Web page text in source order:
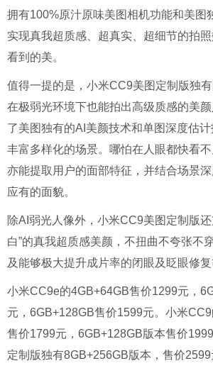
拥有100%原汁原味美图相机功能和美图
实现真我超 质感、超真实、超细节的拍
看到的美。
值得一提的是，小米CC9美图定制版独
在极弱光环境下也能拍出高级质感的美
了美图独有的AI美颜技术和单图深度估
丰富多样化的场景。哪怕在人眼都快看不
亦能提取用户的面部特征，并结合场景
应有的面貌。
除AI弱光人像外，小米CC9美图定制版还
白”的真我超 质感美颜，不扭曲不夸张不
及能够极大提升成片率的闭眼及眨眼修复
小米CC9e的4GB+64GB售价1299元，
元，6GB+128GB售价1599元。小米
售价1799元，6GB+128GB版本售价
定制版独有8GB+256GB版本，售价2599